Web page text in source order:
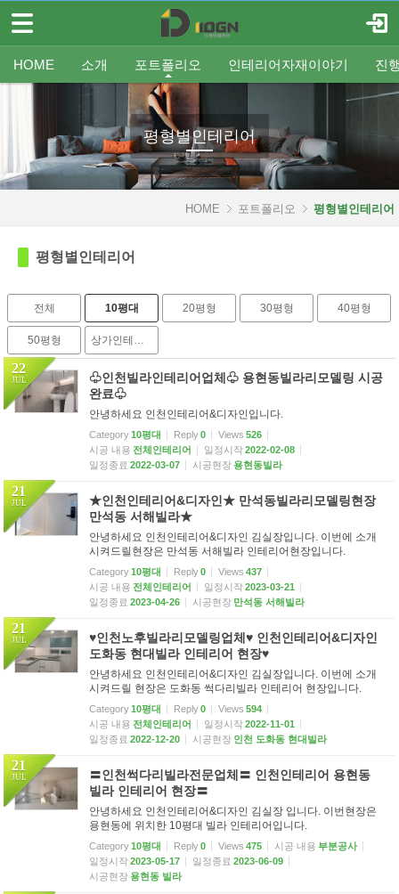
HOME 소개 포트폴리오 인테리어자재이야기 진
조직도 오시는 길
평형별샷시 기타공사
욕실 타일 바닥재 벽지
무료출장견적 인테리어셀프자동견적
Q&A FAQ
평형별인테리어
HOME 포트폴리오 평형별인테리어
평형별인테리어
전체 10평대 20평형 30평형 40평형
50평형 상가인테리어
22
JUL
♧인천빌라인테리어업체♧ 용현동빌라리모델링 시공
완료♧
안녕하세요 인천인테리어&디자인입니다.
Category 10평대 Reply 0 Views 526
시공 내용 전체인테리어 일정시작 2022-02-08
일정종료 2022-03-07 시공현장 용현동빌라
21
JUL
★인천인테리어&디자인★ 만석동빌라리모델링현장
만석동 서해빌라★
안녕하세요 인천인테리어&디자인 김실장입니다. 이번에 소개
시켜드릴현장은 만석동 서해빌라 인테리어현장입니다.
Category 10평대 Reply 0 Views 437
시공 내용 전체인테리어 일정시작 2023-03-21
일정종료 2023-04-26 시공현장 만석동 서해빌라
21
JUL
♥인천노후빌라리모델링업체♥ 인천인테리어&디자인
도화동 현대빌라 인테리어 현장♥
안녕하세요 인천인테리어&디자인 김실장입니다. 이번에 소개
시켜드릴 현장은 도화동 썩다리빌라 인테리어 현장입니다.
Category 10평대 Reply 0 Views 594
시공 내용 전체인테리어 일정시작 2022-11-01
일정종료 2022-12-20 시공현장 인천 도화동 현대빌라
21
JUL
〓인천썩다리빌라전문업체〓 인천인테리어 용현동
빌라 인테리어 현장〓
안녕하세요 인천인테리어&디자인 김실장 입니다. 이번현장은
용현동에 위치한 10평대 빌라 인테리어입니다.
Category 10평대 Reply 0 Views 475 시공 내용 부분공사
일정시작 2023-05-17 일정종료 2023-06-09
시공현장 용현동 빌라
로그인
HOME
포트폴리오
- 평형별인테리어
진행중인현장
견적문의
협력업체신청
Sketchbook5, 스케치북5
Sketchbook5, 스케치북5